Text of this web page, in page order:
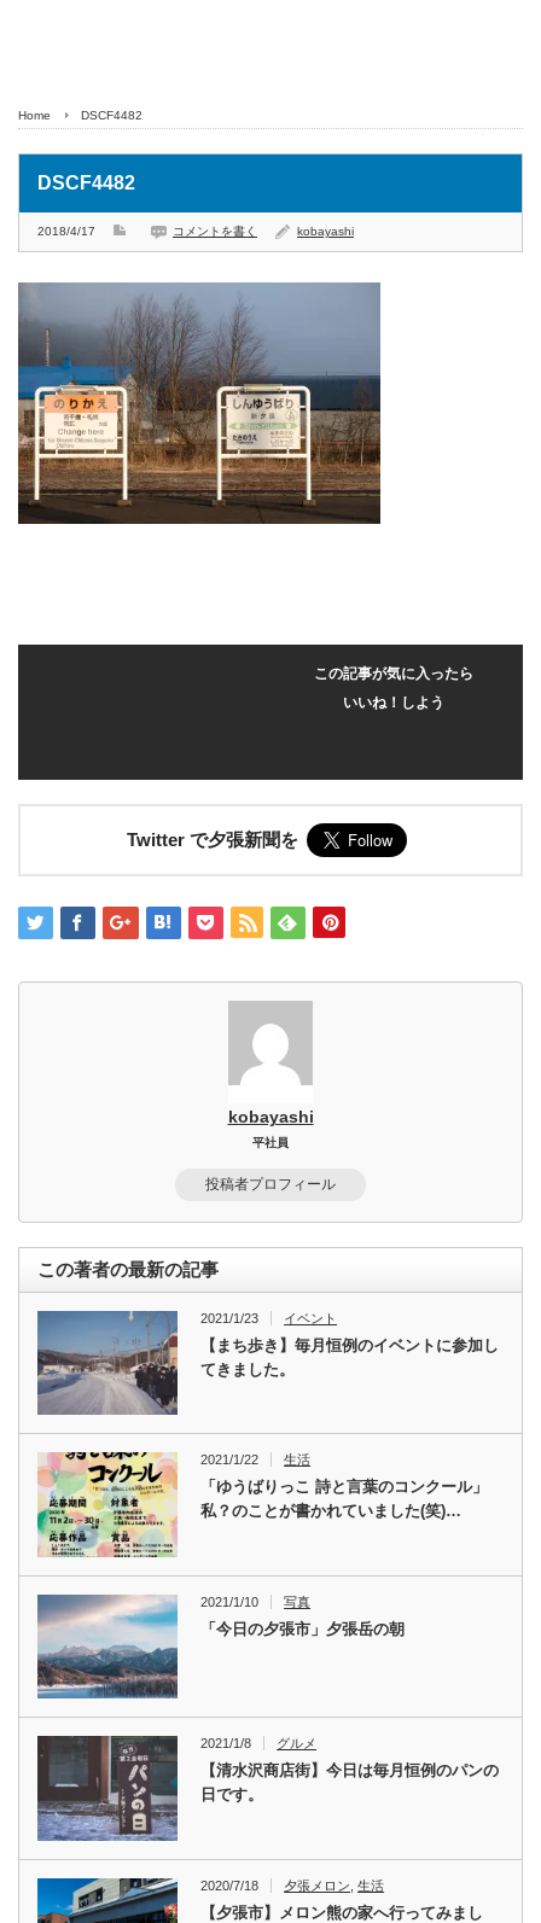
Home DSCF4482
DSCF4482
2018/4/17 コメントを書く kobayashi
この記事が気に入ったら
いいね！しよう
Twitter で夕張新聞を
kobayashi
平社員
投稿者プロフィール
この著者の最新の記事
2021/1/23 イベント
【まち歩き】毎月恒例のイベントに参加し
てきました。
2021/1/22 生活
「ゆうばりっこ 詩と言葉のコンクール」
私？のことが書かれていました(笑)…
2021/1/10 写真
「今日の夕張市」夕張岳の朝
2021/1/8 グルメ
【清水沢商店街】今日は毎月恒例のパンの
日です。
2020/7/18 夕張メロン ,生活
【夕張市】メロン熊の家へ行ってみまし